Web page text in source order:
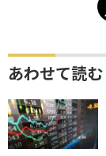
あわせて読む